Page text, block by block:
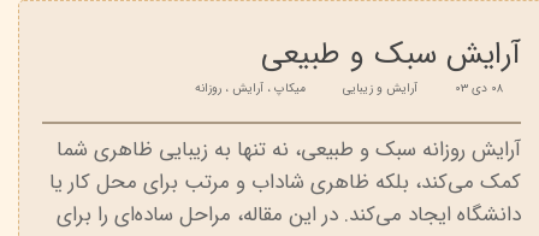
آرایش سبک و طبیعی
۰۸ دی ۰۳ آرایش و زیبایی میکاپ ، آرایش ، روزانه
آرایش روزانه سبک و طبیعی، نه تنها به زیبایی ظاهری شما
کمک می‌کند، بلکه ظاهری شاداب و مرتب برای محل کار یا
دانشگاه ایجاد می‌کند. در این مقاله، مراحل ساده‌ای را برای